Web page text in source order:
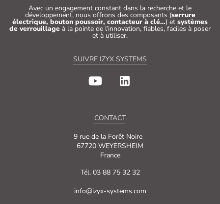
Avec un engagement constant dans la recherche et le
développement, nous offrons des composants (serrure
électrique, bouton poussoir, contacteur à clé…) et systèmes
de verrouillage à la pointe de l’innovation, fiables, faciles à poser
et à utiliser.
SUIVRE IZYX SYSTEMS
CONTACT
9 rue de la Forêt Noire
67720 WEYERSHEIM
France
Tél. 03 88 75 32 32
info@izyx-systems.com